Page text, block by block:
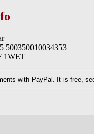
500350010034353
1WET